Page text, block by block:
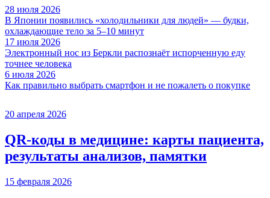
28 июля 2026
В Японии появились «холодильники для людей» — будки,
охлаждающие тело за 5–10 минут
17 июля 2026
Электронный нос из Беркли распознаёт испорченную еду
точнее человека
6 июля 2026
Как правильно выбрать смартфон и не пожалеть о покупке
20 апреля 2026
QR-коды в медицине: карты пациента,
результаты анализов, памятки
15 февраля 2026